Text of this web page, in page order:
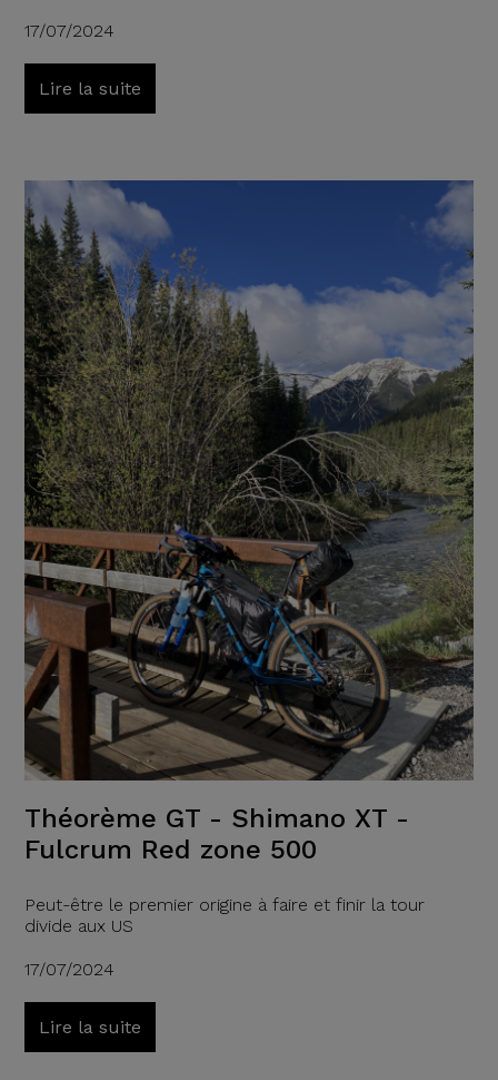
17/07/2024
Lire la suite
Théorème GT - Shimano XT -
Fulcrum Red zone 500
Peut-être le premier origine à faire et finir la tour
divide aux US
17/07/2024
Lire la suite